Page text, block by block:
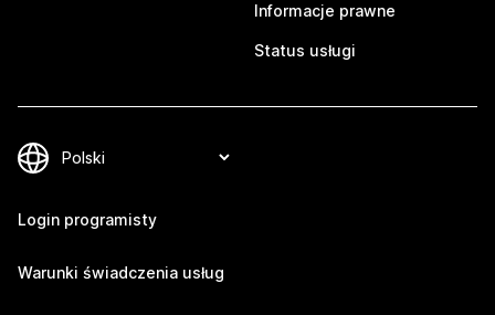
Informacje prawne
Status usługi
Login programisty
Warunki świadczenia usług